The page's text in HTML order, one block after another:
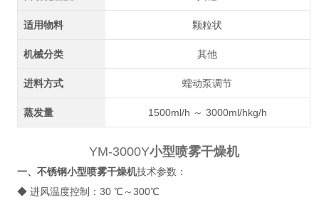
适用物料 颗粒状
机械分类 其他
进料方式 蠕动泵调节
蒸发量 1500ml/h ～ 3000ml/hkg/h
YM-3000Y小型喷雾干燥机
一、不锈钢小型喷雾干燥机技术参数：
◆ 进风温度控制：30 ℃～300℃